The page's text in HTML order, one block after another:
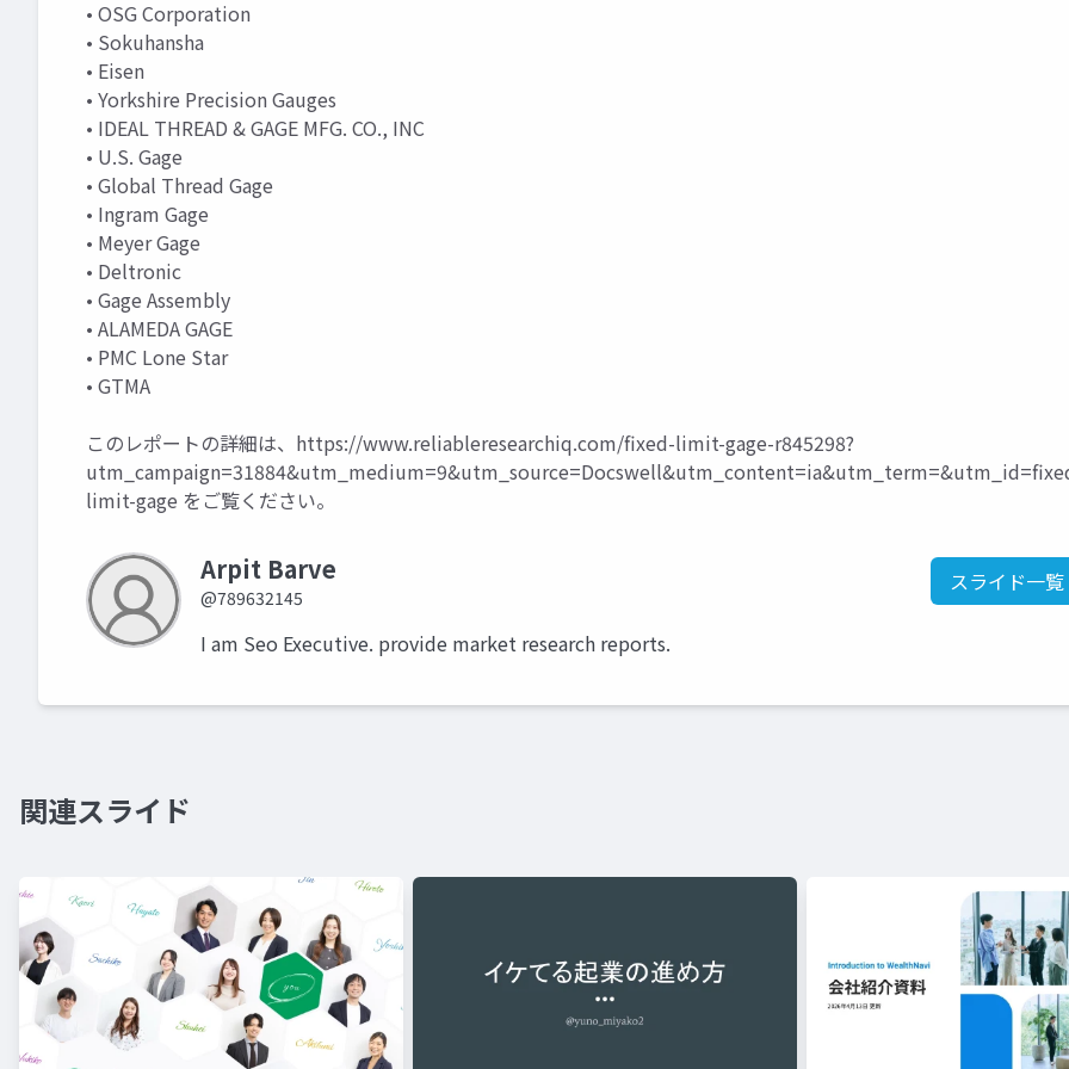
• OSG Corporation
• Sokuhansha
• Eisen
• Yorkshire Precision Gauges
• IDEAL THREAD & GAGE MFG. CO., INC
• U.S. Gage
• Global Thread Gage
• Ingram Gage
• Meyer Gage
• Deltronic
• Gage Assembly
• ALAMEDA GAGE
• PMC Lone Star
• GTMA
このレポートの詳細は、 https://www.reliableresearchiq.com/fixed-limit-gage-r845298?
limit-gage をご覧ください。
Arpit Barve
@789632145
スライド一覧
I am Seo Executive. provide market research reports.
関連スライド